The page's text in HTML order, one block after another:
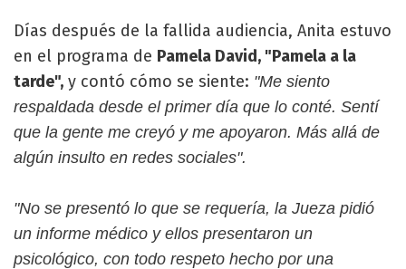
Días después de la fallida audiencia, Anita estuvo
en el programa de Pamela David, "Pamela a la
tarde", y contó cómo se siente: "Me siento
respaldada desde el primer día que lo conté. Sentí
que la gente me creyó y me apoyaron. Más allá de
algún insulto en redes sociales".
"No se presentó lo que se requería, la Jueza pidió
un informe médico y ellos presentaron un
psicológico, con todo respeto hecho por una